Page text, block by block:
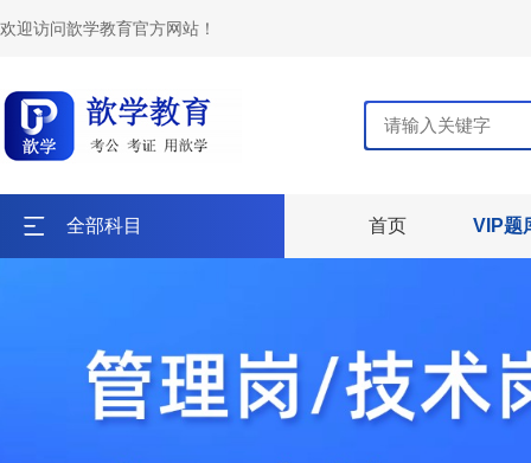
欢迎访问歆学教育官方网站！
全部科目 首页 VIP题